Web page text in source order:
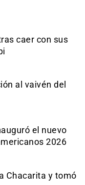
caer con sus
al vaivén del
el nuevo
2026
Chacarita y tomó